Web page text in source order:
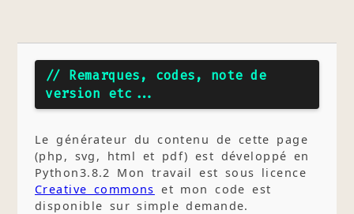
// Remarques, codes, note de
version etc...
Le générateur du contenu de cette page
(php, svg, html et pdf) est développé en
Python3.8.2 Mon travail est sous licence
Creative commons et mon code est
disponible sur simple demande.